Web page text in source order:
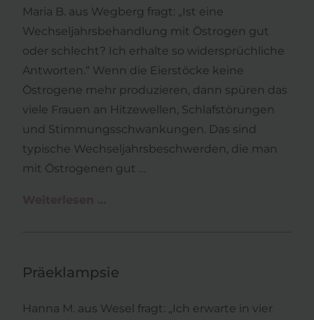
Maria B. aus Wegberg fragt: „Ist eine
Wechseljahrsbehandlung mit Östrogen gut
oder schlecht? Ich erhalte so widersprüchliche
Antworten.“ Wenn die Eierstöcke keine
Östrogene mehr produzieren, dann spüren das
viele Frauen an Hitzewellen, Schlafstörungen
und Stimmungsschwankungen. Das sind
typische Wechseljahrsbeschwerden, die man
mit Östrogenen gut …
HRT
Präeklampsie
Hanna M. aus Wesel fragt: „Ich erwarte in vier